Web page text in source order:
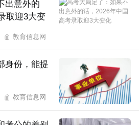
出意外的
取迎3大变
教育信息网
身份，能提
教育信息网